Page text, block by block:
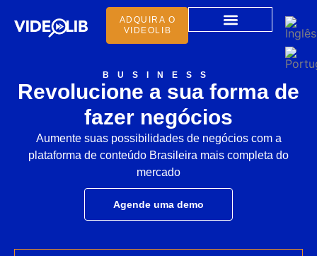
ADQUIRA O
VIDEOLIB
BUSINESS
Revolucione a sua forma de
fazer negócios
Aumente suas possibilidades de negócios com a
plataforma de conteúdo Brasileira mais completa do
mercado
Agende uma demo